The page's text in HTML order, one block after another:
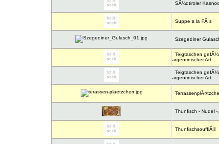
SÃ¼dtiroler
Suppe a la FÃ¨s
Szegediner
Teigtaschen
argentinischer Art
Teigtaschen
argentinischer Art
Thunfisch - Nudel -
ThunfischsoufflÃ©